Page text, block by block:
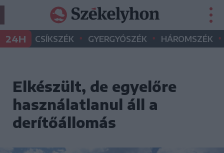
24H CSÍKSZÉK • GYERGYÓSZÉK • HÁROMSZÉK •
Elkészült, de egyelőre
használatlanul áll a
derítőállomás